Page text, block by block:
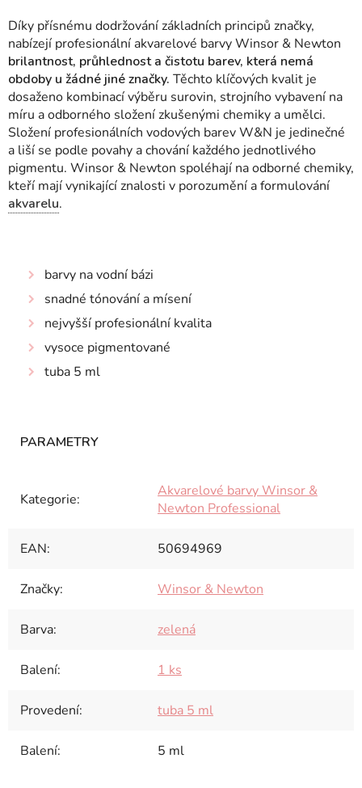
Díky přísnému dodržování základních principů značky,
nabízejí profesionální akvarelové barvy Winsor & Newton
brilantnost, průhlednost a čistotu barev, která nemá
obdoby u žádné jiné značky. Těchto klíčových kvalit je
dosaženo kombinací výběru surovin, strojního vybavení na
míru a odborného složení zkušenými chemiky a umělci.
Složení profesionálních vodových barev W&N je jedinečné
a liší se podle povahy a chování každého jednotlivého
pigmentu. Winsor & Newton spoléhají na odborné chemiky,
kteří mají vynikající znalosti v porozumění a formulování
akvarelu.
barvy na vodní bázi
snadné tónování a mísení
nejvyšší profesionální kvalita
vysoce pigmentované
tuba 5 ml
Kategorie:
Akvarelové barvy Winsor &
Newton Professional
EAN: 50694969
Značky: Winsor & Newton
Barva: zelená
Balení: 1 ks
Provedení: tuba 5 ml
Balení: 5 ml